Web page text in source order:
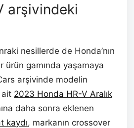
arşivindeki
nesillerde de Honda’nın
ürün gamında yaşamaya
arşivinde modelin
ait 2023 Honda HR-V Aralık
daha sonra eklenen
kaydı, markanın crossover